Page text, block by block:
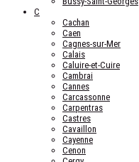
C
Cachan
Caen
Cagnes-sur-Mer
Calais
Caluire-et-Cuire
Cambrai
Cannes
Carcassonne
Carpentras
Castres
Cavaillon
Cayenne
Cenon